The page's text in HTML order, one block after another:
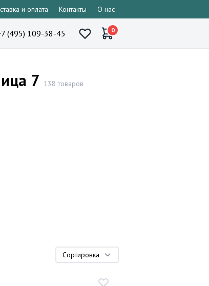
и оплата - Контакты - О нас
(495) 109-38-45 0
7 138 товаров
Сортировка